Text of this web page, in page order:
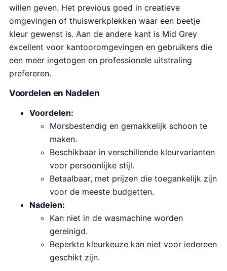
willen geven. Het previous goed in creatieve
omgevingen of thuiswerkplekken waar een beetje
kleur gewenst is. Aan de andere kant is Mid Grey
excellent voor kantooromgevingen en gebruikers die
een meer ingetogen en professionele uitstraling
prefereren.
Voordelen en Nadelen
Voordelen:
Morsbestendig en gemakkelijk schoon te
maken.
Beschikbaar in verschillende kleurvarianten
voor persoonlijke stijl.
Betaalbaar, met prijzen die toegankelijk zijn
voor de meeste budgetten.
Nadelen:
Kan niet in de wasmachine worden
gereinigd.
Beperkte kleurkeuze kan niet voor iedereen
geschikt zijn.